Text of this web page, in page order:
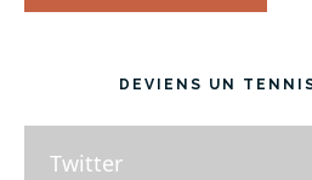
DEVIENS UN
Twitter